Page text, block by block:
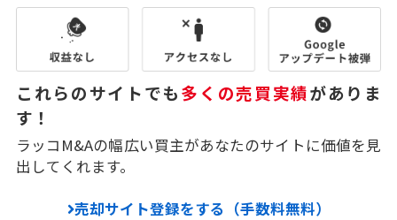
これらのサイトでも多くの売買実績がありま
す！
ラッコM&Aの幅広い買主があなたのサイトに価値を見
出してくれます。
売却サイト登録をする（手数料無料）